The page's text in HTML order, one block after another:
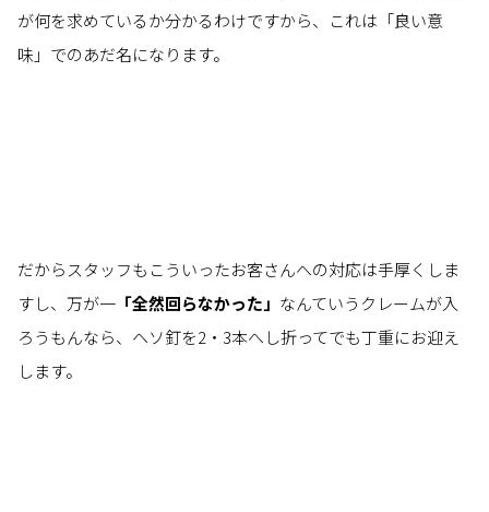
が何を求めているか分かるわけですから、これは「良い意
味」でのあだ名になります。
だからスタッフもこういったお客さんへの対応は手厚くしま
すし、万が一 「全然回らなかった」 なんていうクレームが入
ろうもんなら、ヘソ釘を2・3本へし折ってでも丁重にお迎え
します。